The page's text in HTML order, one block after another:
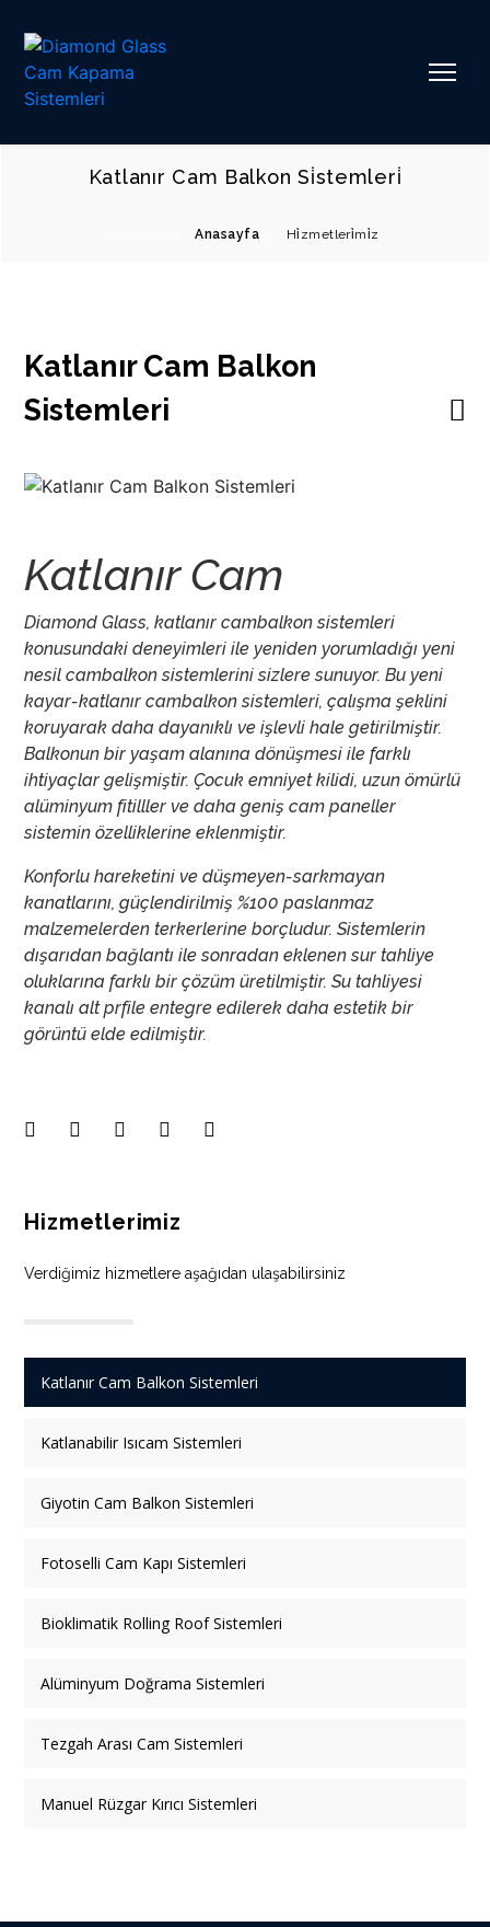
Katlanır Cam Balkon Si̇stemleri̇
Anasayfa Hi̇zmetleri̇mi̇z
Katlanır Cam Balkon
Sistemleri
Katlanır Cam
Diamond Glass, katlanır cambalkon sistemleri
konusundaki deneyimleri ile yeniden yorumladığı yeni
nesil cambalkon sistemlerini sizlere sunuyor. Bu yeni
kayar-katlanır cambalkon sistemleri, çalışma şeklini
koruyarak daha dayanıklı ve işlevli hale getirilmiştir.
Balkonun bir yaşam alanına dönüşmesi ile farklı
ihtiyaçlar gelişmiştir. Çocuk emniyet kilidi, uzun ömürlü
alüminyum fitilller ve daha geniş cam paneller
sistemin özelliklerine eklenmiştir.
Konforlu hareketini ve düşmeyen-sarkmayan
kanatlarını, güçlendirilmiş %100 paslanmaz
malzemelerden terkerlerine borçludur. Sistemlerin
dışarıdan bağlantı ile sonradan eklenen sur tahliye
oluklarına farklı bir çözüm üretilmiştir. Su tahliyesi
kanalı alt prfile entegre edilerek daha estetik bir
görüntü elde edilmiştir.
Hizmetlerimiz
Verdiğimiz hizmetlere aşağıdan ulaşabilirsiniz
Katlanır Cam Balkon Sistemleri
Katlanabilir Isıcam Sistemleri
Giyotin Cam Balkon Sistemleri
Fotoselli Cam Kapı Sistemleri
Bioklimatik Rolling Roof Sistemleri
Alüminyum Doğrama Sistemleri
Tezgah Arası Cam Sistemleri
Manuel Rüzgar Kırıcı Sistemleri